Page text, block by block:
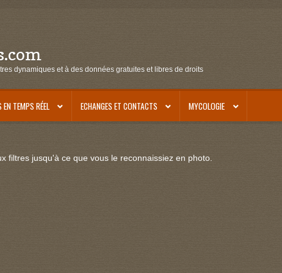
dynamiques et à des données gratuites et libres de droits
EN TEMPS RÉEL ECHANGES ET CONTACTS MYCOLOGIE
filtres jusqu'à ce que vous le reconnaissiez en photo.